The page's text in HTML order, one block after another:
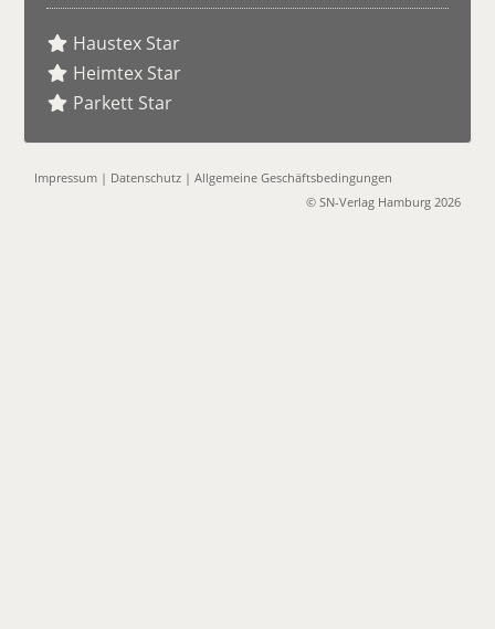
Haustex Star
Heimtex Star
Parkett Star
Impressum | Datenschutz |Allgemeine Geschäftsbedingungen
© SN-Verlag Hamburg 2026